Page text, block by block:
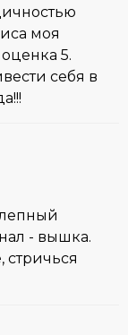
моя
5.
себя в
- вышка.